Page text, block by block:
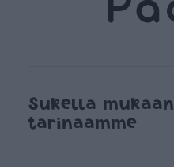
Sukella mukaan
tarinaamme